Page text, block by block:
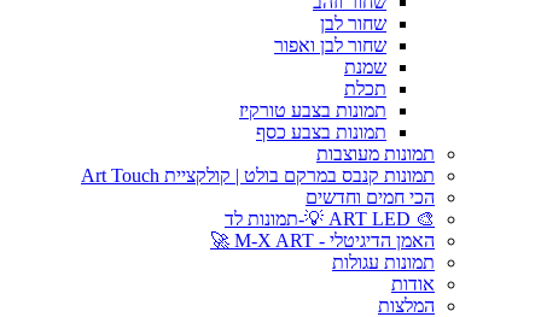
שחור לבן
שחור לבן ואפור
שמנת
תכלת
תמונות בצבע טורקיז
תמונות בצבע כסף
תמונות מעוצבות
תמונות קנבס במרקם בולט | קולקציית Art Touch
הכי חמים וחדשים
🎨 ART LED 💡-תמונות לד
האמן הדיגיטלי - M-X ART 🚀
תמונות עגולות
אודות
המלצות